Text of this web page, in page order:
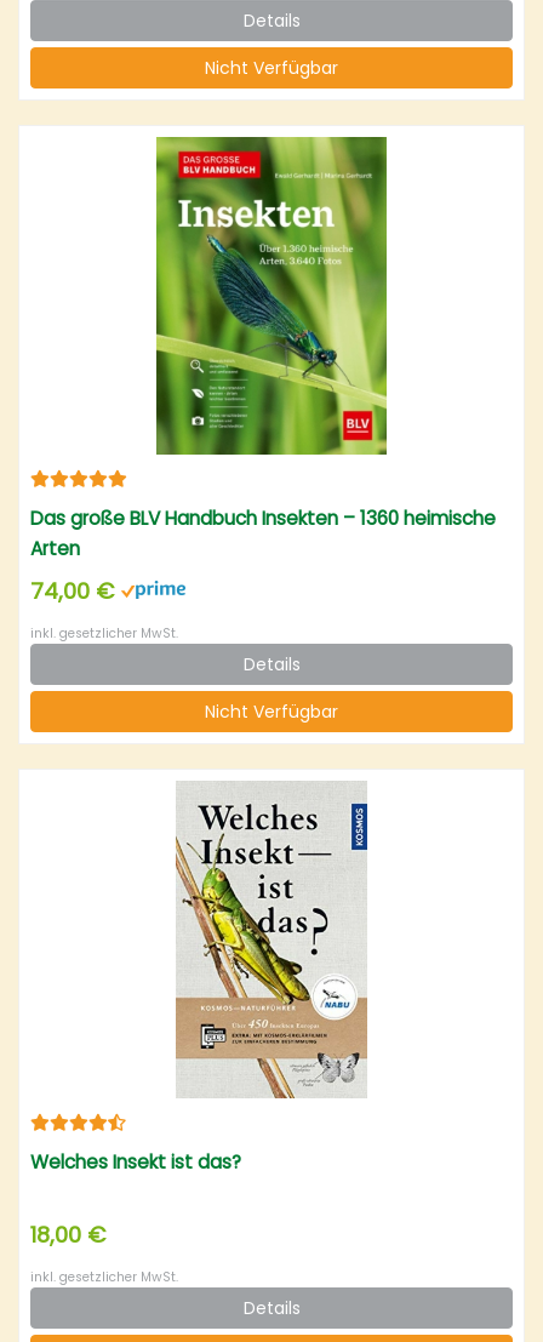
Details
Nicht Verfügbar
Das große BLV Handbuch Insekten – 1360 heimische
Arten
74,00 €
inkl. gesetzlicher MwSt.
Details
Nicht Verfügbar
Welches Insekt ist das?
18,00 €
inkl. gesetzlicher MwSt.
Details